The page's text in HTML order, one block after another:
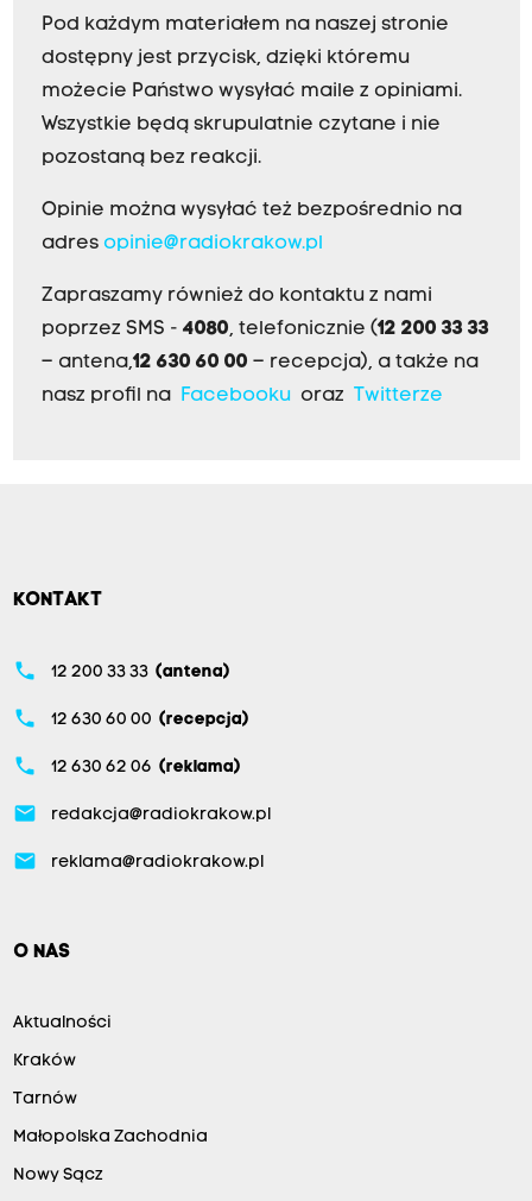
Pod każdym materiałem na naszej stronie
dostępny jest przycisk, dzięki któremu
możecie Państwo wysyłać maile z opiniami.
Wszystkie będą skrupulatnie czytane i nie
pozostaną bez reakcji.
Opinie można wysyłać też bezpośrednio na
adres opinie@radiokrakow.pl
Zapraszamy również do kontaktu z nami
poprzez SMS - 4080, telefonicznie (12 200 33 33
– antena,12 630 60 00 – recepcja), a także na
nasz profil na Facebookuoraz Twitterze
KONTAKT
phone 12 200 33 33 (antena)
phone 12 630 60 00 (recepcja)
phone 12 630 62 06 (reklama)
email redakcja@radiokrakow.pl
email reklama@radiokrakow.pl
O NAS
Aktualności
Kraków
Tarnów
Małopolska Zachodnia
Nowy Sącz